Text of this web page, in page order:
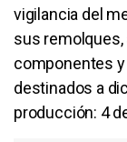
vigilancia del
sus
componentes
destinados a
producción: 4